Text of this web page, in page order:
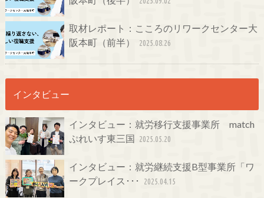
取材レポート：こころのリワークセンター大
阪本町（前半）
2025.08.26
インタビュー
インタビュー：就労移行支援事業所 match
ぷれいす東三国 2025.05.20
インタビュー：就労継続支援B型事業所「ワ
ークプレイス･･･
2025.04.15